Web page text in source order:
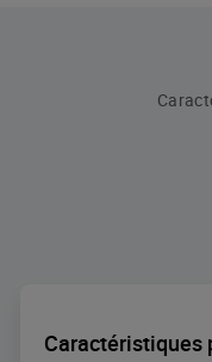
Caractéristiques